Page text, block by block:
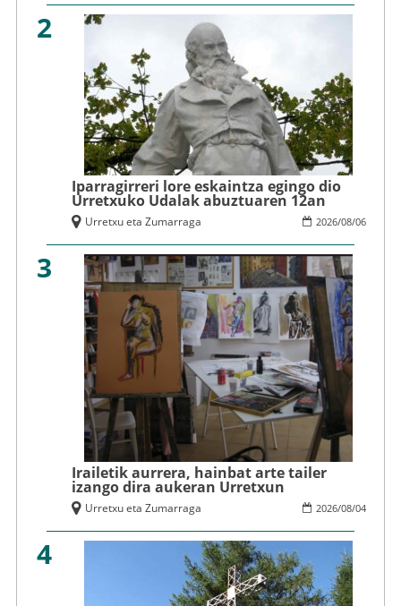
2
Iparragirreri lore eskaintza egingo dio
Urretxuko Udalak abuztuaren 12an
2026/08/06
Urretxu eta Zumarraga
3
Irailetik aurrera, hainbat arte tailer
izango dira aukeran Urretxun
2026/08/04
Urretxu eta Zumarraga
4